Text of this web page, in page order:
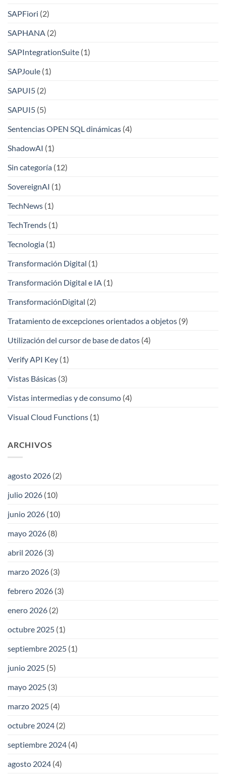
SAPFiori (2)
SAPHANA (2)
SAPIntegrationSuite (1)
SAPJoule (1)
SAPUI5 (2)
SAPUI5 (5)
Sentencias OPEN SQL dinámicas (4)
ShadowAI (1)
Sin categoría (12)
SovereignAI (1)
TechNews (1)
TechTrends (1)
Tecnologia (1)
Transformación Digital (1)
Transformación Digital e IA (1)
TransformaciónDigital (2)
Tratamiento de excepciones orientados a objetos (9)
Utilización del cursor de base de datos (4)
Verify API Key (1)
Vistas Básicas (3)
Vistas intermedias y de consumo (4)
Visual Cloud Functions (1)
ARCHIVOS
agosto 2026 (2)
julio 2026 (10)
junio 2026 (10)
mayo 2026 (8)
abril 2026 (3)
marzo 2026 (3)
febrero 2026 (3)
enero 2026 (2)
octubre 2025 (1)
septiembre 2025 (1)
junio 2025 (5)
mayo 2025 (3)
marzo 2025 (4)
octubre 2024 (2)
septiembre 2024 (4)
agosto 2024 (4)